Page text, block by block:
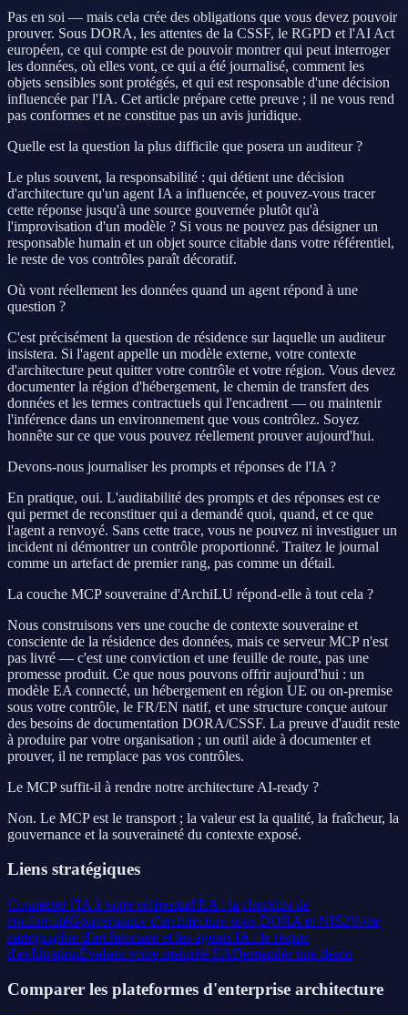
Pas en soi — mais cela crée des obligations que vous devez pouvoir
prouver. Sous DORA, les attentes de la CSSF, le RGPD et l'AI Act
européen, ce qui compte est de pouvoir montrer qui peut interroger
les données, où elles vont, ce qui a été journalisé, comment les
objets sensibles sont protégés, et qui est responsable d'une décision
influencée par l'IA. Cet article prépare cette preuve ; il ne vous rend
pas conformes et ne constitue pas un avis juridique.
Quelle est la question la plus difficile que posera un auditeur ?
Le plus souvent, la responsabilité : qui détient une décision
d'architecture qu'un agent IA a influencée, et pouvez-vous tracer
cette réponse jusqu'à une source gouvernée plutôt qu'à
l'improvisation d'un modèle ? Si vous ne pouvez pas désigner un
responsable humain et un objet source citable dans votre référentiel,
le reste de vos contrôles paraît décoratif.
Où vont réellement les données quand un agent répond à une
question ?
C'est précisément la question de résidence sur laquelle un auditeur
insistera. Si l'agent appelle un modèle externe, votre contexte
d'architecture peut quitter votre contrôle et votre région. Vous devez
documenter la région d'hébergement, le chemin de transfert des
données et les termes contractuels qui l'encadrent — ou maintenir
l'inférence dans un environnement que vous contrôlez. Soyez
honnête sur ce que vous pouvez réellement prouver aujourd'hui.
Devons-nous journaliser les prompts et réponses de l'IA ?
En pratique, oui. L'auditabilité des prompts et des réponses est ce
qui permet de reconstituer qui a demandé quoi, quand, et ce que
l'agent a renvoyé. Sans cette trace, vous ne pouvez ni investiguer un
incident ni démontrer un contrôle proportionné. Traitez le journal
comme un artefact de premier rang, pas comme un détail.
La couche MCP souveraine d'ArchiLU répond-elle à tout cela ?
Nous construisons vers une couche de contexte souveraine et
consciente de la résidence des données, mais ce serveur MCP n'est
pas livré — c'est une conviction et une feuille de route, pas une
promesse produit. Ce que nous pouvons offrir aujourd'hui : un
modèle EA connecté, un hébergement en région UE ou on-premise
sous votre contrôle, le FR/EN natif, et une structure conçue autour
des besoins de documentation DORA/CSSF. La preuve d'audit reste
à produire par votre organisation ; un outil aide à documenter et
prouver, il ne remplace pas vos contrôles.
Le MCP suffit-il à rendre notre architecture AI-ready ?
Non. Le MCP est le transport ; la valeur est la qualité, la fraîcheur, la
gouvernance et la souveraineté du contexte exposé.
Liens stratégiques
Connecter l'IA à votre référentiel EA : la checklist de
conformitéGouvernance d'architecture sous DORA et NIS2Votre
cartographie d'architecture et les agents IA : le risque
d'exfiltrationÉvaluez votre maturité EADemander une démo
Comparer les plateformes d'enterprise architecture